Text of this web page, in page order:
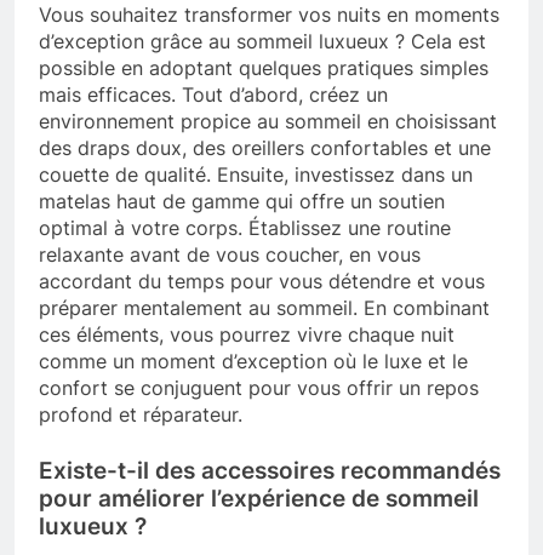
Vous souhaitez transformer vos nuits en moments
d’exception grâce au sommeil luxueux ? Cela est
possible en adoptant quelques pratiques simples
mais efficaces. Tout d’abord, créez un
environnement propice au sommeil en choisissant
des draps doux, des oreillers confortables et une
couette de qualité. Ensuite, investissez dans un
matelas haut de gamme qui offre un soutien
optimal à votre corps. Établissez une routine
relaxante avant de vous coucher, en vous
accordant du temps pour vous détendre et vous
préparer mentalement au sommeil. En combinant
ces éléments, vous pourrez vivre chaque nuit
comme un moment d’exception où le luxe et le
confort se conjuguent pour vous offrir un repos
profond et réparateur.
Existe-t-il des accessoires recommandés
pour améliorer l’expérience de sommeil
luxueux ?